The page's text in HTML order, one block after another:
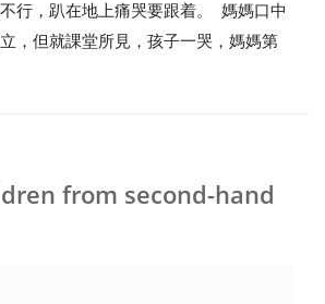
行，趴在地上痛哭要跟着。 媽媽口中
，但就課堂所見，孩子一哭，媽媽第
from second-hand